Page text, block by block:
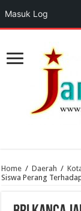
Home / Daerah /
Siswa Perang
Masuk Log